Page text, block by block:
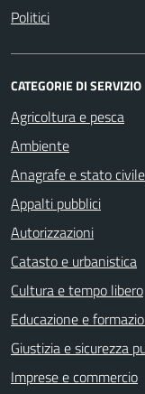
Politici
CATEGORIE DI SERVIZIO
Agricoltura e pesca
Ambiente
Anagrafe e stato civile
Appalti pubblici
Autorizzazioni
Catasto e urbanistica
Cultura e tempo libero
Educazione e
Giustizia e sicurezza
Imprese e commercio